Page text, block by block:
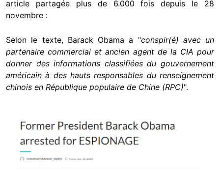
article partagée plus de 6.000 fois depuis le 28
novembre :
Selon le texte, Barack Obama a "conspir(é) avec un
partenaire commercial et ancien agent de la CIA pour
donner des informations classifiées du gouvernement
américain à des hauts responsables du renseignement
chinois en République populaire de Chine (RPC)".
Image